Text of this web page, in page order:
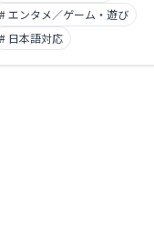
# エンタメ／ゲーム・遊び
# 日本語対応